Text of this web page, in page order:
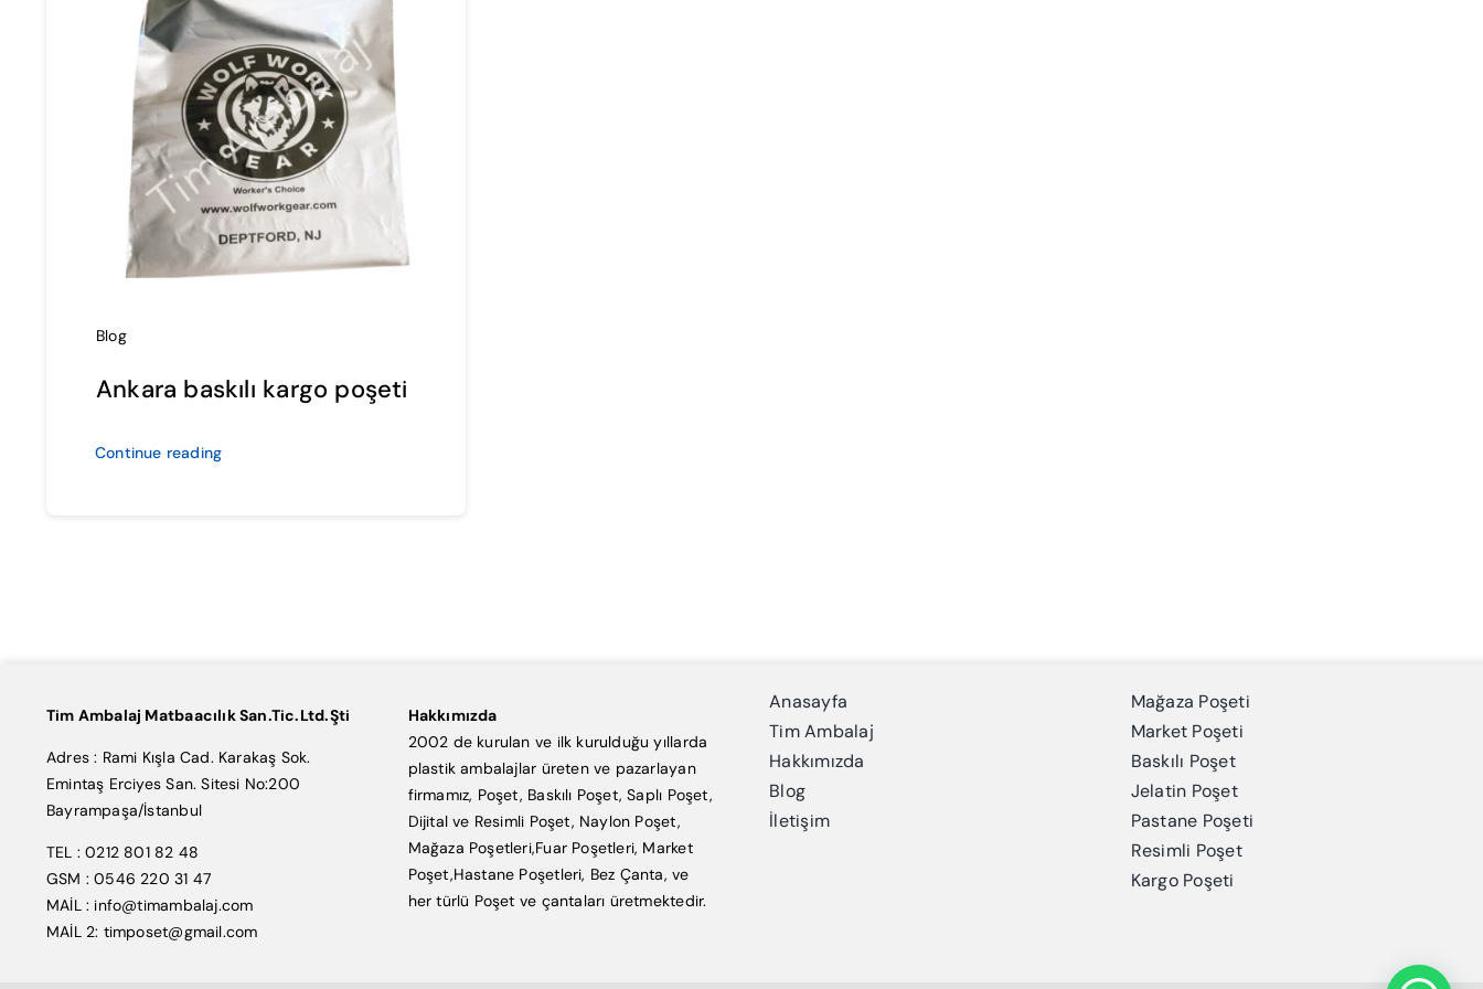
Blog
Ankara baskılı kargo poşeti
Continue reading
Tim Ambalaj Matbaacılık San.Tic.Ltd.Şti
Adres : Rami Kışla Cad. Karakaş Sok.
Emintaş Erciyes San. Sitesi No:200
Bayrampaşa/İstanbul
TEL : 0212 801 82 48
GSM : 0546 220 31 47
MAİL : info@timambalaj.com
MAİL 2: timposet@gmail.com
Hakkımızda
2002 de kurulan ve ilk kurulduğu yıllarda
plastik ambalajlar üreten ve pazarlayan
firmamız, Poşet, Baskılı Poşet, Saplı Poşet,
Dijital ve Resimli Poşet, Naylon Poşet,
Mağaza Poşetleri,Fuar Poşetleri, Market
Poşet,Hastane Poşetleri, Bez Çanta, ve
her türlü Poşet ve çantaları üretmektedir.
Anasayfa
Tim Ambalaj
Hakkımızda
Blog
İletişim
Mağaza Poşeti
Market Poşeti
Baskılı Poşet
Jelatin Poşet
Pastane Poşeti
Resimli Poşet
Kargo Poşeti